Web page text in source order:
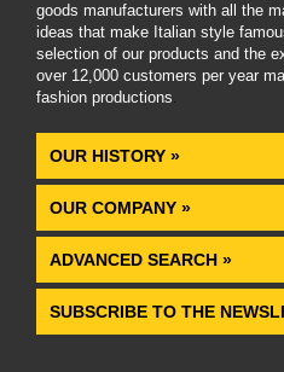
goods manufacturers with all the
ideas that make Italian style
selection of our products and the
over 12,000 customers per year
fashion productions.
OUR HISTORY »
OUR COMPANY »
ADVANCED SEARCH »
SUBSCRIBE TO THE